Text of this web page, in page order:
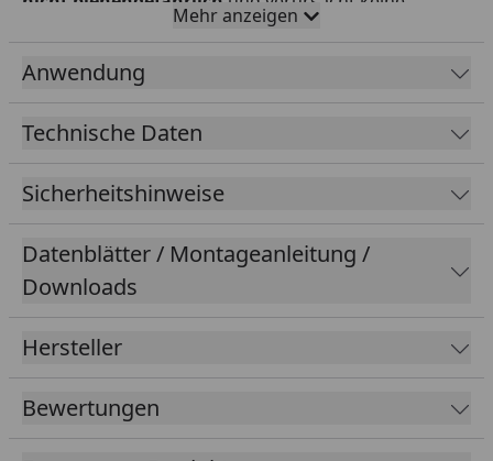
Rostflecken. Kinder und Haustiere können nach dem
Antrocknen wieder auf den Rasen. Schneller
Wirkungseintritt.
Herbizid
Wirkt schnell und zuverlässig unabhängig von der
Mehr anzeigen
Anwendung
Technische Daten
Sicherheitshinweise
Datenblätter / Montageanleitung /
Downloads
Hersteller
Bewertungen